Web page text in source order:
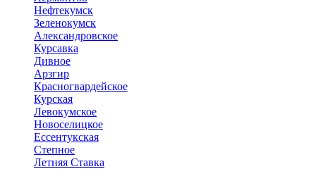
Нефтекумск
Зеленокумск
Александровское
Курсавка
Дивное
Арзгир
Красногвардейское
Курская
Левокумское
Новоселицкое
Ессентукская
Степное
Летняя Ставка